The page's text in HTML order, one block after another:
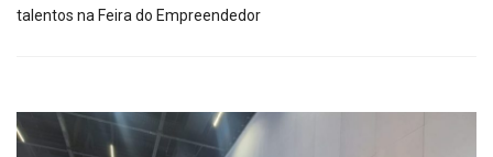
talentos na Feira do Empreendedor